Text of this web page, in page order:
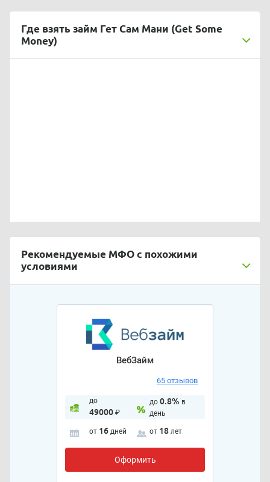
Где взять займ Гет Сам Мани (Get Some
Money)
Рекомендуемые МФО с похожими
условиями
ВебЗайм
65 отзывов
до
49000₽
до 0.8% в
день
от 16 дней от 18 лет
Оформить